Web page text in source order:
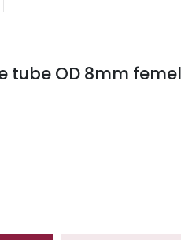
tube OD 8mm